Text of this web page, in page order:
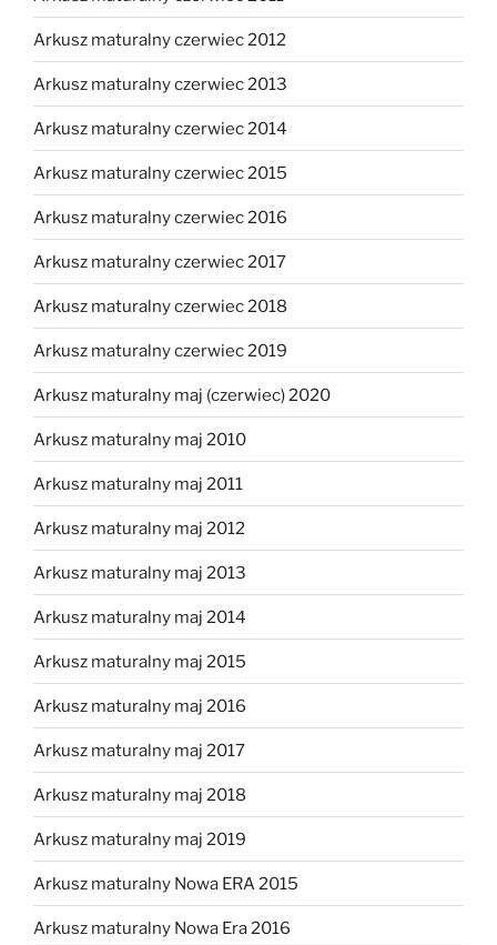
Arkusz maturalny czerwiec 2012
Arkusz maturalny czerwiec 2013
Arkusz maturalny czerwiec 2014
Arkusz maturalny czerwiec 2015
Arkusz maturalny czerwiec 2016
Arkusz maturalny czerwiec 2017
Arkusz maturalny czerwiec 2018
Arkusz maturalny czerwiec 2019
Arkusz maturalny maj (czerwiec) 2020
Arkusz maturalny maj 2010
Arkusz maturalny maj 2011
Arkusz maturalny maj 2012
Arkusz maturalny maj 2013
Arkusz maturalny maj 2014
Arkusz maturalny maj 2015
Arkusz maturalny maj 2016
Arkusz maturalny maj 2017
Arkusz maturalny maj 2018
Arkusz maturalny maj 2019
Arkusz maturalny Nowa ERA 2015
Arkusz maturalny Nowa Era 2016